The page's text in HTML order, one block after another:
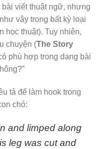
viết thuật ngữ, nhưng
vậy trong bất kỳ loại
học thuật). Tuy nhiên,
chuyện (The Story
phù hợp trong dạng bài
tả để làm hook trong
chó:
and limped along
leg was cut and